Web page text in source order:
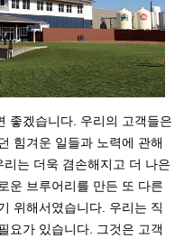
좋겠습니다. 우리의 고객들은
힘겨운 일들과 노력에 관해
는 더욱 겸손해지고 더 나은
운 브루어리를 만든 또 다른
위해서였습니다. 우리는 직
요가 있습니다. 그것은 고객